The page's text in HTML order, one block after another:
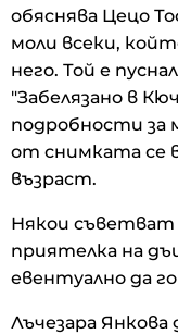
обяснява Цецо
моли всеки,
него. Той е
"Забелязано в
подробности за
от снимката се
възраст.
Някои
приятелка на
евентуално да
Лъчезара